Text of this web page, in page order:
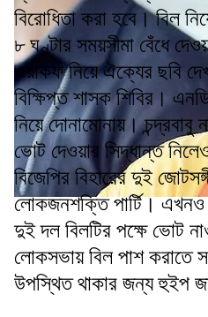
বিরোধিতা করা হবে। বিল
৮ ঘণ্টার সময়সীমা বেঁধে
ওয়াকফ নিয়ে ঐক্যের ছবি
বিক্ষিপ্ত শাসক শিবির।
নিয়ে দোনামোনায়। চন্দ্রবাবু
ভোট দেওয়ার সিদ্ধান্ত
বিজেপির বিহারের দুই
লোকজনশক্তি পার্টি। এখনও
দুই দল বিলটির পক্ষে ভোট
লোকসভায় বিল পাশ করাতে
উপস্থিত থাকার জন্য হুইপ